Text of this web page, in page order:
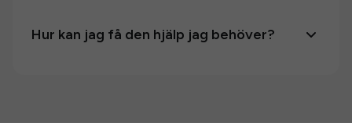
Hur kan jag få den hjälp jag behöver?